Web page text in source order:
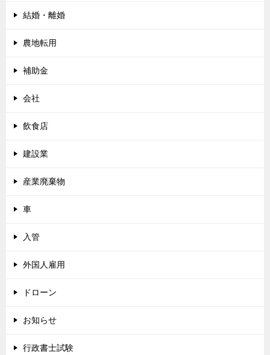
結婚・離婚
農地転用
補助金
会社
飲食店
建設業
産業廃棄物
車
入管
外国人雇用
ドローン
お知らせ
行政書士試験